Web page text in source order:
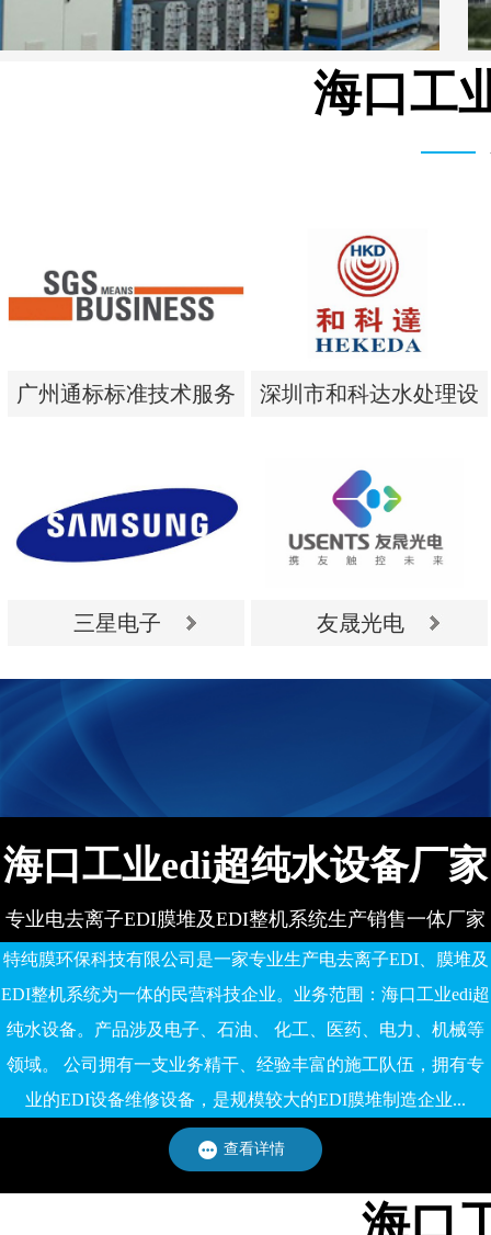
海口工
广州通标标准技术服务
广州通标标准技术服务
有限公司
深圳市和科达水处理设
深圳市和科达水处理设
备有限公司
三星电子 友晟光电
海口工业edi超纯水设备厂家
专业电去离子EDI膜堆及EDI整机系统生产销售一体厂家
特纯膜环保科技有限公司是一家专业生产电去离子EDI、膜堆及
EDI整机系统为一体的民营科技企业。业务范围：海口工业edi超
纯水设备。产品涉及电子、石油、 化工、医药、电力、机械等
领域。 公司拥有一支业务精干、经验丰富的施工队伍，拥有专
业的EDI设备维修设备，是规模较大的EDI膜堆制造企业...
查看详情